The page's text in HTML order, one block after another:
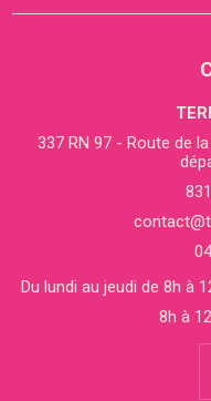
337 RN 97 - Route de
Du lundi au jeudi de 8h à
8h à